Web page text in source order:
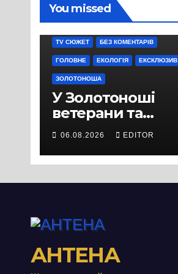
You missed
TV СЮЖЕТ БЕЗ КОМЕНТАРІВ
ГОЛОВНЕ ЕКОЛОГІЯ ЕКСКЛЮЗИВ
ЗОЛОТОНОША
У Золотоноші
ветерани та
місцеві жителі
вийшли на
протест до стін
виробництвом
м’яса птиці
06.08.2026 EDITOR
АНТЕНА